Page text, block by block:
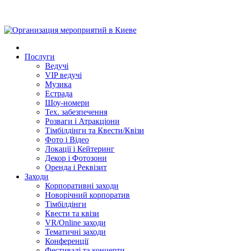
Послуги
Ведучі
VIP ведучі
Музика
Естрада
Шоу-номери
Тех. забезпечення
Розваги і Атракціони
Тімбілдінги та Квести/Квізи
Фото і Відео
Локації і Кейтеринг
Декор і Фотозони
Оренда і Реквізит
Заходи
Корпоративні заходи
Новорічний корпоратив
Тімбілдінги
Квести та квізи
VR/Online заходи
Тематичні заходи
Конференції